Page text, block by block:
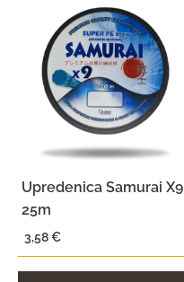
Upredenica Samurai X9
25m
3,58€